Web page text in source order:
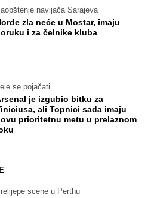
navijača Sarajeva
zla neće u Mostar, imaju
i za čelnike kluba
se pojačati
je izgubio bitku za
ali Topnici sada imaju
prioritetnu metu u prelaznom
scene u Perthu